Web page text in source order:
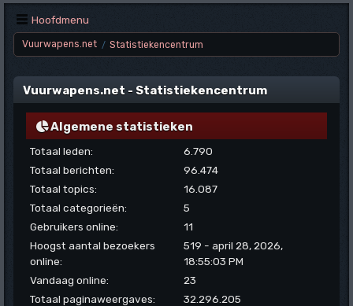
Hoofdmenu
Vuurwapens.net / Statistiekencentrum
Vuurwapens.net - Statistiekencentrum
Algemene statistieken
Totaal leden:
6.790
Totaal berichten:
96.474
Totaal topics:
16.087
Totaal categorieën:
5
Gebruikers online:
11
Hoogst aantal bezoekers
online:
519 - april 28, 2026,
18:55:03 PM
Vandaag online:
23
Totaal paginaweergaves:
32.296.205